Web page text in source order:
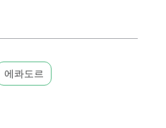
에콰도르